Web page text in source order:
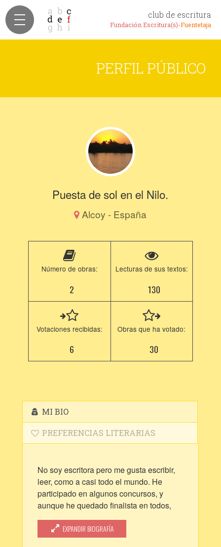
club de escritura
Fundación Escritura(s)-Fuentetaja
PERFIL PÚBLICO
Puesta de sol en el Nilo.
Alcoy - España
Número de obras:
2
Lecturas de sus textos:
130
Votaciones recibidas:
6
Obras que ha votado:
30
MI BIO
PREFERENCIAS LITERARIAS
No soy escritora pero me gusta escribir,
leer, como a casi todo el mundo. He
participado en algunos concursos, y
aunque he quedado finalista en todos,
nunca he quedado en primer lugar. Tengo
narraciones en Fuentaja, en otro correo
que no logro encontrar. Ultimamente la
EXPANDIR BIOGRAFÍA